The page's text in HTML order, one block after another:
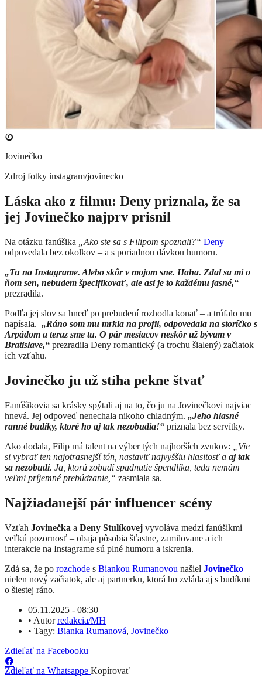
Jovinečko
Zdroj fotky instagram/jovinecko
Láska ako z filmu: Deny priznala, že sa
jej Jovinečko najprv prisnil
Na otázku fanúšika „Ako ste sa s Filipom spoznali?“ Deny
odpovedala bez okolkov – a s poriadnou dávkou humoru.
„Tu na Instagrame. Alebo skôr v mojom sne. Haha. Zdal sa mi o
ňom sen, nebudem špecifikovať, ale asi je to každému jasné,“
prezradila.
Podľa jej slov sa hneď po prebudení rozhodla konať – a trúfalo mu
napísala. „Ráno som mu mrkla na profil, odpovedala na storíčko s
Arpádom a teraz sme tu. O pár mesiacov neskôr už bývam v
Bratislave,“ prezradila Deny romantický (a trochu šialený) začiatok
ich vzťahu.
Jovinečko ju už stíha pekne štvať
Fanúšikovia sa krásky spýtali aj na to, čo ju na Jovinečkovi najviac
hnevá. Jej odpoveď nenechala nikoho chladným. „Jeho hlasné
ranné budíky, ktoré ho aj tak nezobudia!“ priznala bez servítky.
Ako dodala, Filip má talent na výber tých najhorších zvukov: „Vie
si vybrať ten najotrasnejší tón, nastaviť najvyššiu hlasitosť a aj tak
sa nezobudí. Ja, ktorú zobudí spadnutie špendlíka, teda nemám
veľmi príjemné prebúdzanie,“ zasmiala sa.
Najžiadanejší pár influencer scény
Vzťah Jovinečka a Deny Stulíkovej vyvoláva medzi fanúšikmi
veľkú pozornosť – obaja pôsobia šťastne, zamilovane a ich
interakcie na Instagrame sú plné humoru a iskrenia.
Zdá sa, že po rozchode s Biankou Rumanovou našiel Jovinečko
nielen nový začiatok, ale aj partnerku, ktorá ho zvláda aj s budíkmi
o šiestej ráno.
05.11.2025 - 08:30
• Autorredakcia/MH
• Tagy: Bianka Rumanová, Jovinečko
Zdieľať na Facebooku
Zdieľať na Whatsappe Kopírovať